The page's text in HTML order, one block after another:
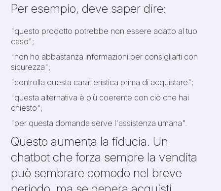
Per esempio, deve saper dire:
"questo prodotto potrebbe non essere adatto al tuo
caso";
"non ho abbastanza informazioni per consigliarti con
sicurezza";
"controlla questa caratteristica prima di acquistare";
"questa alternativa è più coerente con ciò che hai
chiesto";
"per questa domanda serve l'assistenza umana".
Questo aumenta la fiducia. Un
chatbot che forza sempre la vendita
può sembrare comodo nel breve